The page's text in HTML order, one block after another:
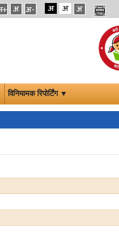
विनियामक रिपोर्टिंग ▼